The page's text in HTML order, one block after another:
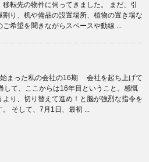
移転先の物件に伺ってきました。 まだ、引
割り、机や備品の設置場所、植物の置き場な
ご希望を聞きながらスペースや動線 ...
まった私の会社の16期 会社を起ち上げて
して、ここからは16年目ということ。感慨
より、切り替えて進め！と脳が強烈な指令を
。 そして、7月1日、最初 ...